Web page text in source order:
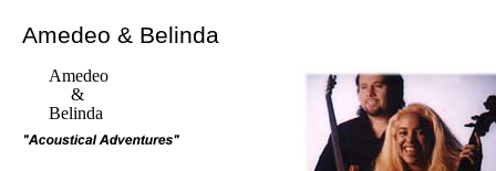
Amedeo & Belinda
Amedeo
&
Belinda